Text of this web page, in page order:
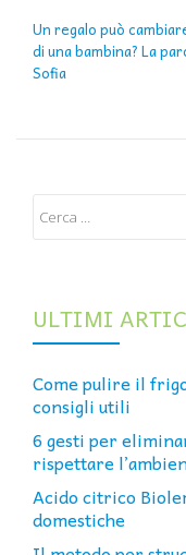
Un regalo può
di una bambina? La
Sofia
ULTIMI
Come pulire il
consigli utili
6 gesti per
rispettare
Acido citrico
domestiche